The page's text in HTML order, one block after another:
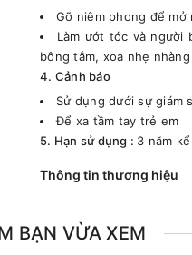
Gỡ niêm phong để mở
Làm ướt tóc và người
bông tắm, xoa nhẹ
4. Cảnh báo
Sử dụng dưới sự giám
Để xa tầm tay trẻ em
5. Hạn sử dụng : 3 năm
Thông tin thương hiệu
BẠN VỪA XEM